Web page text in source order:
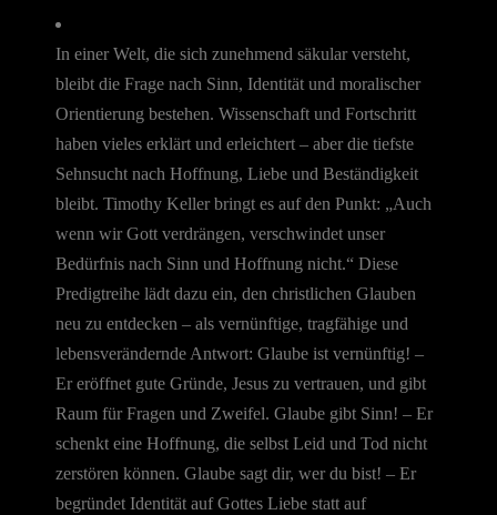
In einer Welt, die sich zunehmend säkular versteht,
bleibt die Frage nach Sinn, Identität und moralischer
Orientierung bestehen. Wissenschaft und Fortschritt
haben vieles erklärt und erleichtert – aber die tiefste
Sehnsucht nach Hoffnung, Liebe und Beständigkeit
bleibt. Timothy Keller bringt es auf den Punkt: „Auch
wenn wir Gott verdrängen, verschwindet unser
Bedürfnis nach Sinn und Hoffnung nicht.“ Diese
Predigtreihe lädt dazu ein, den christlichen Glauben
neu zu entdecken – als vernünftige, tragfähige und
lebensverändernde Antwort: Glaube ist vernünftig! –
Er eröffnet gute Gründe, Jesus zu vertrauen, und gibt
Raum für Fragen und Zweifel. Glaube gibt Sinn! – Er
schenkt eine Hoffnung, die selbst Leid und Tod nicht
zerstören können. Glaube sagt dir, wer du bist! – Er
begründet Identität auf Gottes Liebe statt auf